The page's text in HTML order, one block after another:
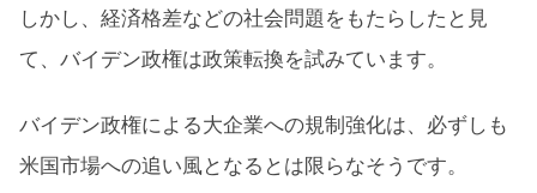
しかし、経済格差などの社会問題をもたらしたと見
て、バイデン政権は政策転換を試みています。
バイデン政権による大企業への規制強化は、必ずしも
米国市場への追い風となるとは限らなそうです。